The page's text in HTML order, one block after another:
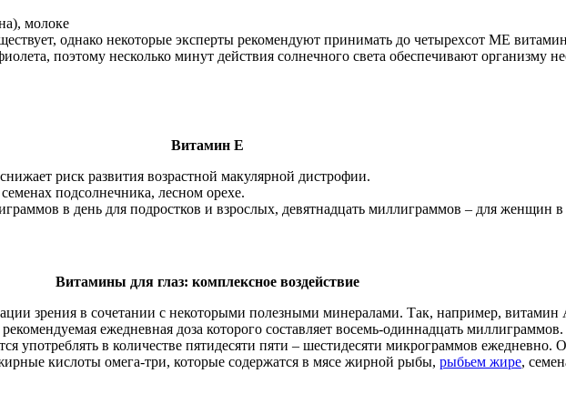
молоке
однако некоторые эксперты рекомендуют принимать до четырехсот МЕ
поэтому несколько минут действия солнечного света обеспечивают организму
Витамин Е
риск развития возрастной макулярной дистрофии.
подсолнечника, лесном орехе.
в день для подростков и взрослых, девятнадцать миллиграммов – для женщин
Витамины для глаз: комплексное воздействие
зрения в сочетании с некоторыми полезными минералами. Так, например, витамин
ежедневная доза которого составляет восемь-одиннадцать
употреблять в количестве пятидесяти пяти – шестидесяти микрограммов ежедневно.
кислоты омега-три, которые содержатся в мясе жирной рыбы, рыбьем жире,